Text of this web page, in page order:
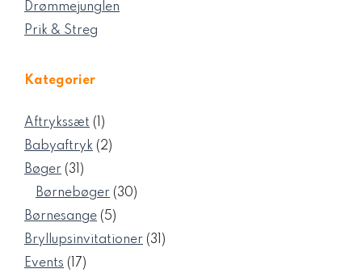
Drømmejunglen
Prik & Streg
Kategorier
Aftrykssæt 11
vare
Babyaftryk 22
Bøger 3131
varer
Børnebøger 3030
Børnesange 55
varer
Bryllupsinvitationer 3131
Events 1717